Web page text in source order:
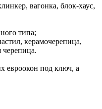
вагонка, блок-хаус,
типа;
керамочерепица,
черепица.
евроокон под ключ, а